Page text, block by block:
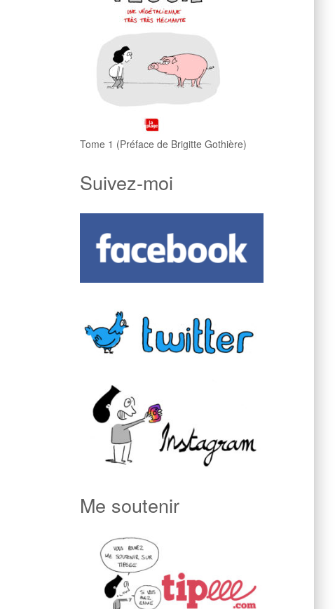
Tome 1 (Préface de Brigitte Gothière)
Suivez-moi
Me soutenir